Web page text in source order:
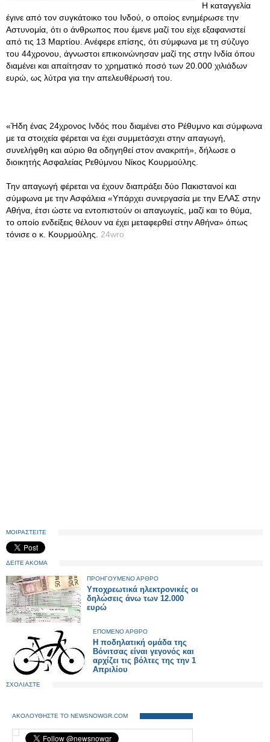
Η καταγγελία
έγινε από τον συγκάτοικο του Ινδού, ο οποίος ενημέρωσε την
Αστυνομία, ότι ο άνθρωπος που έμενε μαζί του είχε εξαφανιστεί
από τις 13 Μαρτίου. Ανέφερε επίσης, ότι σύμφωνα με τη σύζυγο
του 44χρονου, άγνωστοι επικοινώνησαν μαζί της στην Ινδία όπου
διαμένει και απαίτησαν το χρηματικό ποσό των 20.000 χιλιάδων
ευρώ, ως λύτρα για την απελευθέρωσή του.
«Ήδη ένας 24χρονος Ινδός που διαμένει στο Ρέθυμνο και σύμφωνα
με τα στοιχεία φέρεται να έχει συμμετάσχει στην απαγωγή,
συνελήφθη και αύριο θα οδηγηθεί στον ανακριτή», δήλωσε ο
διοικητής Ασφαλείας Ρεθύμνου Νίκος Κουρμούλης.
Την απαγωγή φέρεται να έχουν διαπράξει δύο Πακιστανοί και
σύμφωνα με την Ασφάλεια «Υπάρχει συνεργασία με την ΕΛΑΣ στην
Αθήνα, έτσι ώστε να εντοπιστούν οι απαγωγείς, μαζί και το θύμα,
το οποίο ενδείξεις θέλουν να έχει μεταφερθεί στην Αθήνα» όπως
τόνισε ο κ. Κουρμούλης. 24wro
ΜΟΙΡΑΣΤΕΙΤΕ
ΔΕΙΤΕ ΑΚΟΜΑ
ΠΡΟΗΓΟΥΜΕΝΟ ΑΡΘΡΟ
Υποχρεωτικά ηλεκτρονικές οι
δηλώσεις άνω των 12.000
ευρώ
ΕΠΟΜΕΝΟ ΑΡΘΡΟ
Η ποδηλατική ομάδα της
Βόνιτσας είναι γεγονός και
αρχίζει τις βόλτες της την 1
Απριλίου
ΣΧΟΛΙΑΣΤΕ
ΑΚΟΛΟΥΘΗΣΤΕ ΤΟ NEWSNOWGR.COM